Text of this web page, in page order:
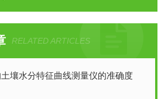
RELATED ARTICLES
壤水分特征曲线测量仪的准确度